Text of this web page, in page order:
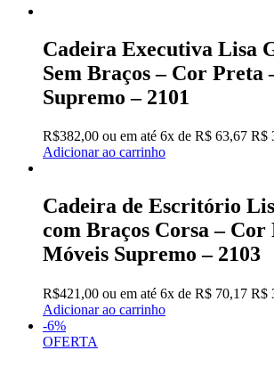
Cadeira Executiva Lisa
Sem Braços – Cor Preta
Supremo – 2101
R$382,00 ou em até 6x de R$ 63,67 R$
Adicionar ao carrinho
Cadeira de Escritório
com Braços Corsa – Cor
Móveis Supremo – 2103
R$421,00 ou em até 6x de R$ 70,17 R$
Adicionar ao carrinho
-6%
OFERTA